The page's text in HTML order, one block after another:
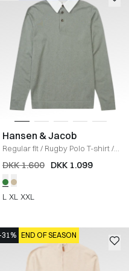
Hansen & Jacob
Regular fit/ Rugby Polo T-shirt/
DUSTY GREEN
DKK 1.600 DKK 1.099
L XL XXL
31% END OF SEASON